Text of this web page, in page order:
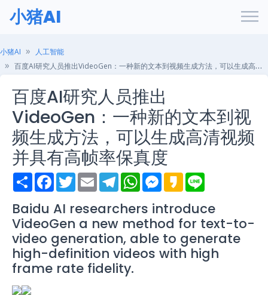
小猪AI
小猪AI
人工智能
百度AI研究人员推出VideoGen：一种新的文本到视频生成方法，可以生成高清视频并具有高帧率保真度
百度AI研究人员推出
VideoGen：一种新的文本到视
频生成方法，可以生成高清视频
并具有高帧率保真度
S
h
r
e
F
a
e
b
o
o
k
T
w
t
t
e
r
E
m
i
l
T
e
e
g
a
m
W
h
t
s
A
p
p
M
e
s
e
n
g
e
r
K
a
a
o
e
Baidu AI researchers introduce
VideoGen a new method for text-to-
video generation, able to generate
high-definition videos with high
frame rate fidelity.